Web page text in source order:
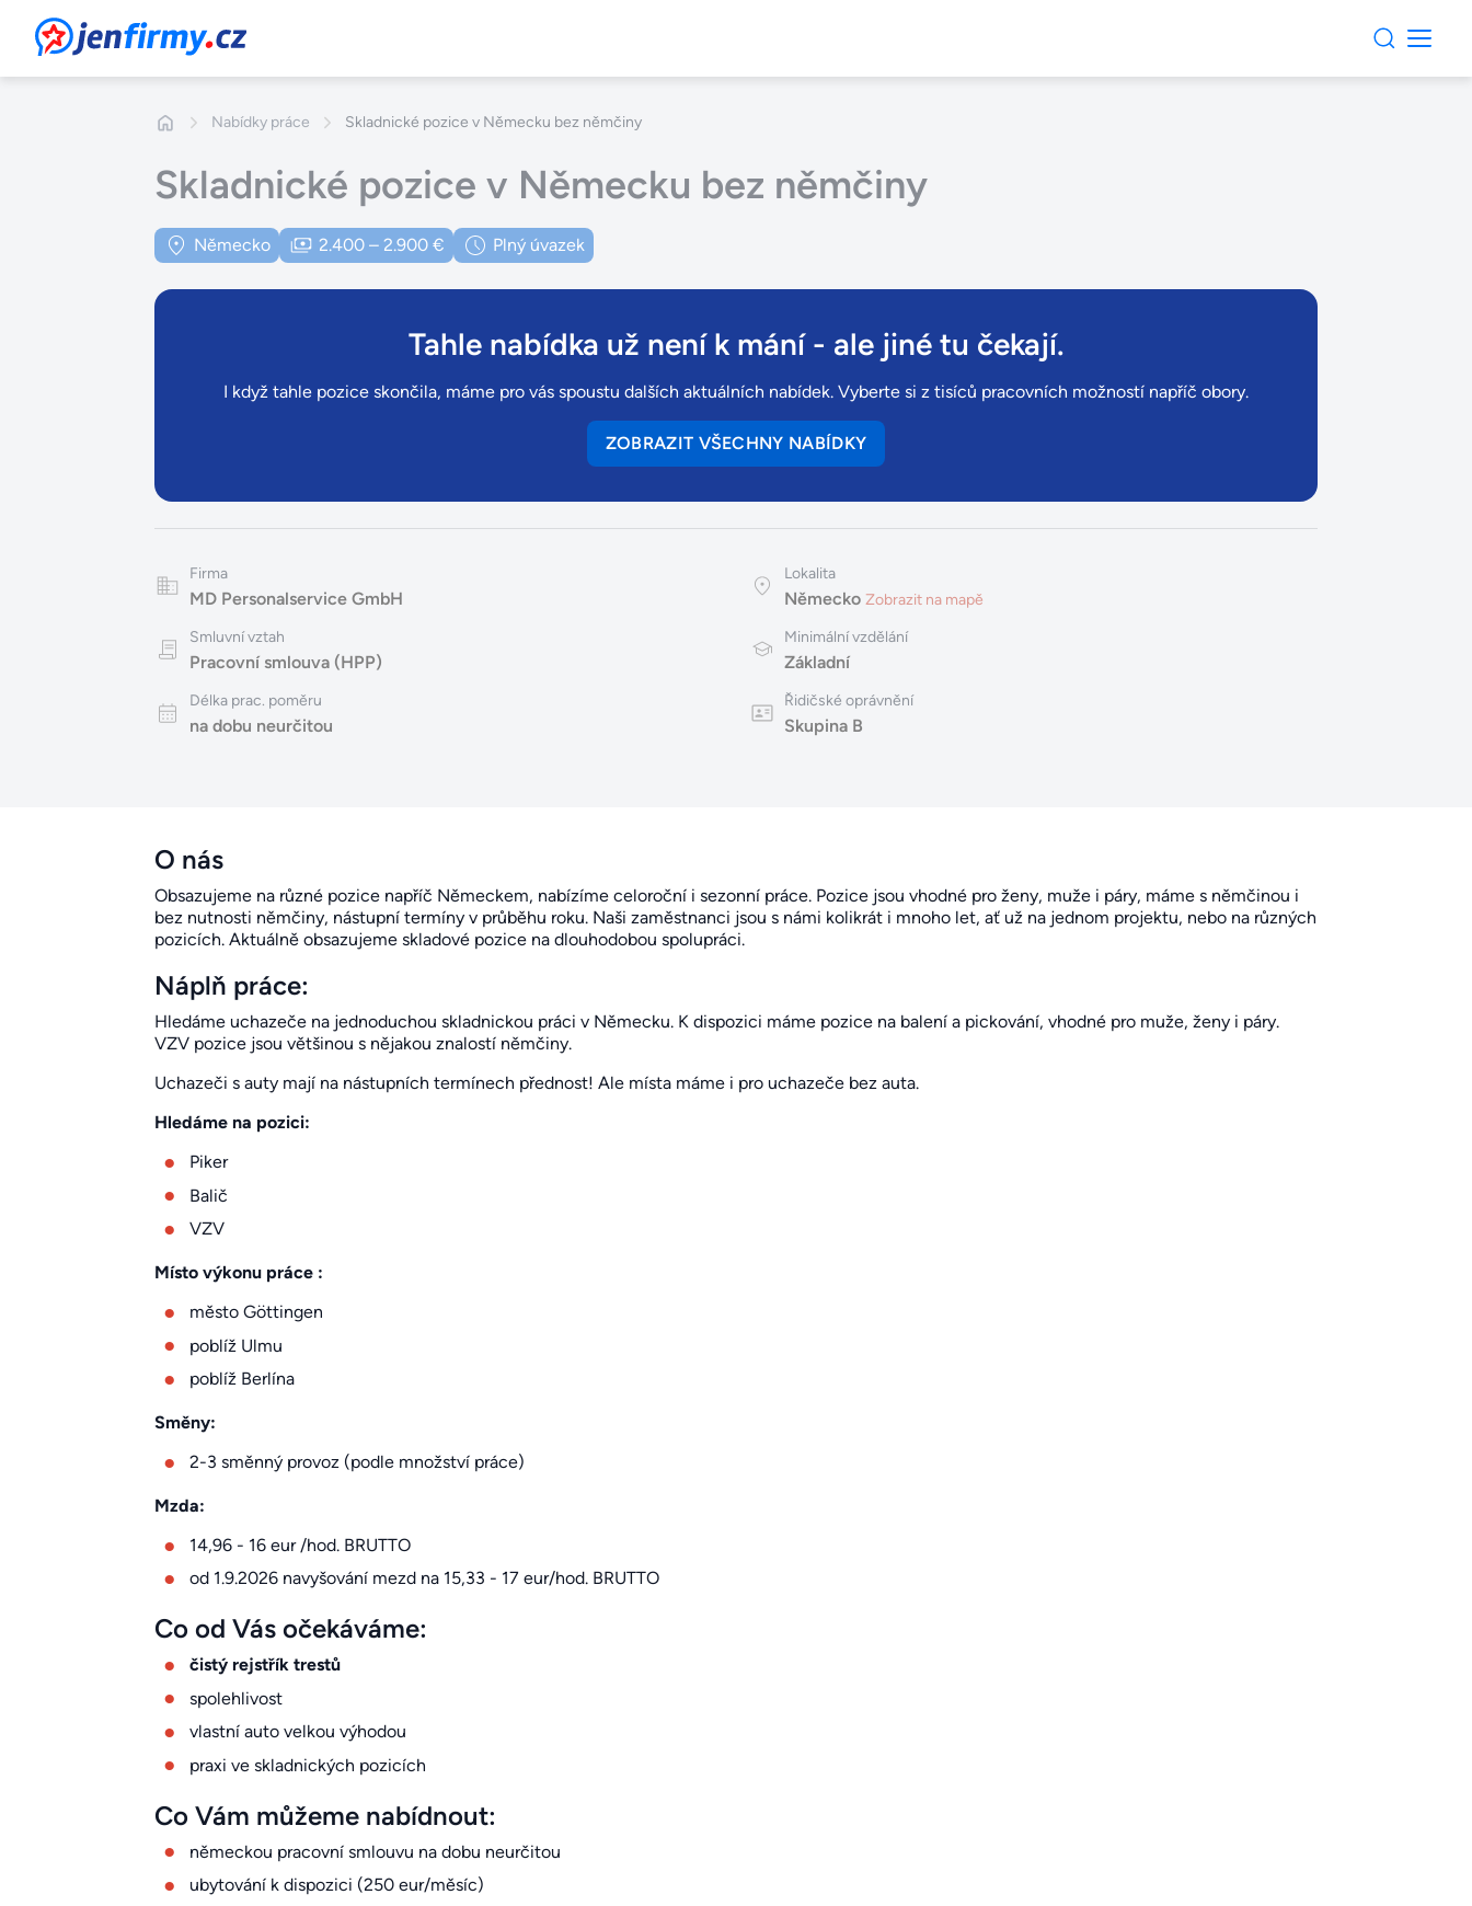
JenFirmy.cz
Nabídky práce Skladnické pozice v Německu bez němčiny
Skladnické pozice v Německu bez němčiny
Německo 2.400 – 2.900 € Plný úvazek
Tahle nabídka už není k mání- ale jiné tu čekají.
I když tahle pozice skončila, máme pro vás spoustu dalších aktuálních nabídek. Vyberte si z tisíců pracovních možností napříč obory.
ZOBRAZIT VŠECHNY NABÍDKY
Firma
MD Personalservice GmbH
Lokalita
Německo Zobrazit na mapě
Smluvní vztah
Pracovní smlouva (HPP)
Minimální vzdělání
Základní
Délka prac. poměru
na dobu neurčitou
Řidičské oprávnění
Skupina B
O nás
Obsazujeme na různé pozice napříč Německem, nabízíme celoroční i sezonní práce. Pozice jsou vhodné pro ženy, muže i páry, máme s němčinou i
bez nutnosti němčiny, nástupní termíny v průběhu roku. Naši zaměstnanci jsou s námi kolikrát i mnoho let, ať už na jednom projektu, nebo na různých
pozicích. Aktuálně obsazujeme skladové pozice na dlouhodobou spolupráci.
Náplň práce:
Hledáme uchazeče na jednoduchou skladnickou práci v Německu. K dispozici máme pozice na balení a pickování, vhodné pro muže, ženy i páry.
VZV pozice jsou většinou s nějakou znalostí němčiny.
Uchazeči s auty mají na nástupních termínech přednost! Ale místa máme i pro uchazeče bez auta.
Hledáme na pozici:
Piker
Balič
VZV
Místo výkonu práce :
město Göttingen
poblíž Ulmu
poblíž Berlína
Směny:
2-3 směnný provoz (podle množství práce)
Mzda:
14,96 - 16 eur /hod. BRUTTO
od 1.9.2026 navyšování mezd na 15,33 - 17 eur/hod. BRUTTO
Co od Vás očekáváme:
čistý rejstřík trestů
spolehlivost
vlastní auto velkou výhodou
praxi ve skladnických pozicích
Co Vám můžeme nabídnout:
německou pracovní smlouvu na dobu neurčitou
ubytování k dispozici (250 eur/měsíc)